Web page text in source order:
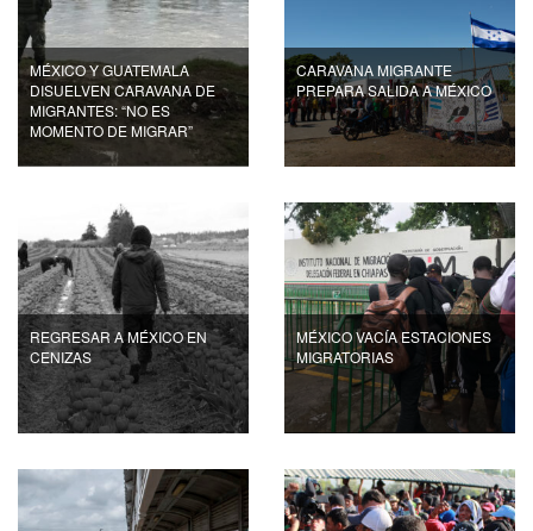
MÉXICO Y GUATEMALA
DISUELVEN CARAVANA DE
MIGRANTES: “NO ES
MOMENTO DE MIGRAR”
CARAVANA MIGRANTE
PREPARA SALIDA A MÉXICO
REGRESAR A MÉXICO EN
CENIZAS
MÉXICO VACÍA ESTACIONES
MIGRATORIAS